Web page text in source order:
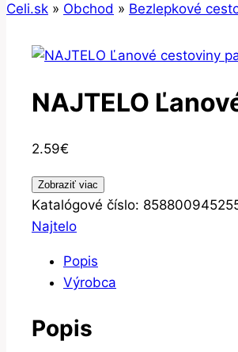
Celi.sk » Obchod » Bezlepkové
NAJTELO
2.59€
Zobraziť viac
Katalógové číslo:
Najtelo
Popis
Výrobca
Popis